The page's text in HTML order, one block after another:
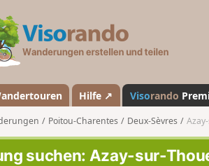
a
n
d
o
Hilfe ↗ Visorando
Poitou-Charentes Deux-Sèvres
suchen: Azay-sur-